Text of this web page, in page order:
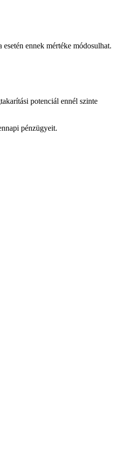
ennek mértéke módosulhat.
potenciál ennél szinte
pénzügyeit.